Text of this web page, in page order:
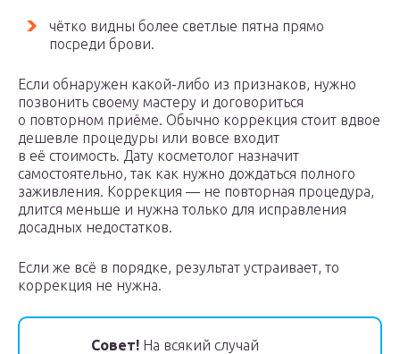
чётко видны более светлые пятна прямо
посреди брови.
Если обнаружен какой-либо из признаков, нужно
позвонить своему мастеру и договориться
о повторном приёме. Обычно коррекция стоит вдвое
дешевле процедуры или вовсе входит
в её стоимость. Дату косметолог назначит
самостоятельно, так как нужно дождаться полного
заживления. Коррекция — не повторная процедура,
длится меньше и нужна только для исправления
досадных недостатков.
Если же всё в порядке, результат устраивает, то
коррекция не нужна.
Совет! На всякий случай